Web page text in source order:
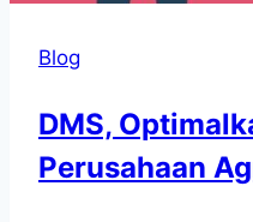
Blog
DMS,
Perusahaan